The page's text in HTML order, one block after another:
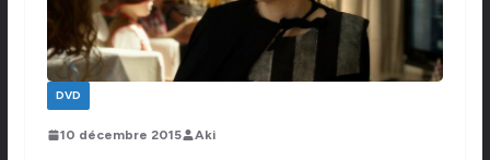
DVD
10 décembre 2015 Aki